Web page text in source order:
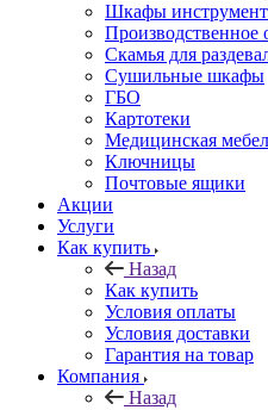
Шкафы
Производственное
Скамья для
Сушильные шкафы
ГБО
Картотеки
Медицинская
Ключницы
Почтовые ящики
Акции
Услуги
Как купить
Назад
Как купить
Условия оплаты
Условия доставки
Гарантия на товар
Компания
Назад